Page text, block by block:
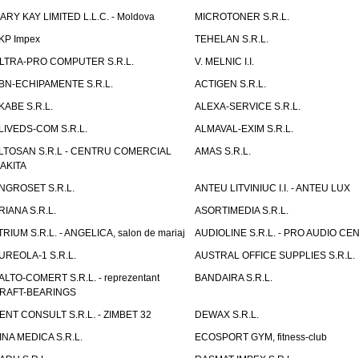
KAY LIMITED L.L.C. - Moldova
MICROTONER S.R.L.
Impex
TEHELAN S.R.L.
PRO COMPUTER S.R.L.
V. MELNIC I.I.
ECHIPAMENTE S.R.L.
ACTIGEN S.R.L.
S.R.L.
ALEXA-SERVICE S.R.L.
COM S.R.L.
ALMAVAL-EXIM S.R.L.
S.R.L - CENTRU COMERCIAL
AMAS S.R.L.
S.R.L.
ANTEU LITVINIUC I.I. - ANTEU LUX
S.R.L.
ASORTIMEDIA S.R.L.
S.R.L. - ANGELICA, salon de mariaj
AUDIOLINE S.R.L. - PRO AUDIO
1 S.R.L.
AUSTRAL OFFICE SUPPLIES S.R.L.
COMERT S.R.L. - reprezentant
BEARINGS
BANDAIRA S.R.L.
CONSULT S.R.L. - ZIMBET 32
DEWAX S.R.L.
MEDICA S.R.L.
ECOSPORT GYM, fitness-club